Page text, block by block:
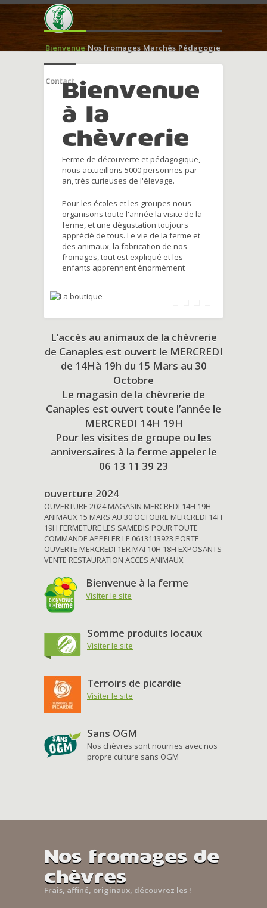
Bienvenue Nos fromages Marchés Pédagogie
ContactBienvenue
à la
chèvrerie
Ferme de découverte et pédagogique,
nous accueillons 5000 personnes par
an, trés curieuses de l'élevage.
Pour les écoles et les groupes nous
organisons toute l'année la visite de la
ferme, et une dégustation toujours
apprécié de tous. Le vie de la ferme et
des animaux, la fabrication de nos
fromages, tout est expliqué et les
enfants apprennent énormément
L’accès au animaux de la chèvrerie
de Canaples est ouvert le MERCREDI
de 14Hà 19h du 15 Mars au 30
Octobre
Le magasin de la chèvrerie de
Canaples est ouvert toute l’année le
MERCREDI 14H 19H
Pour les visites de groupe ou les
anniversaires à la ferme appeler le
06 13 11 39 23
ouverture 2024
OUVERTURE 2024 MAGASIN MERCREDI 14H 19H
ANIMAUX 15 MARS AU 30 OCTOBRE MERCREDI 14H
19H FERMETURE LES SAMEDIS POUR TOUTE
COMMANDE APPELER LE 0613113923 PORTE
OUVERTE MERCREDI 1ER MAI 10H 18H EXPOSANTS
VENTE RESTAURATION ACCES ANIMAUX
Bienvenue à la ferme
Visiter le site
Somme produits locaux
Visiter le site
Terroirs de picardie
Visiter le site
Sans OGM
Nos chèvres sont nourries avec nos
propre culture sans OGM
Nos fromages de
chèvres
Frais, affiné, originaux, découvrez les !